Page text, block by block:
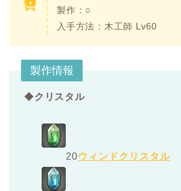
製作：○
入手方法：木工師 Lv60
製作情報
◆クリスタル
20ウィンドクリスタル